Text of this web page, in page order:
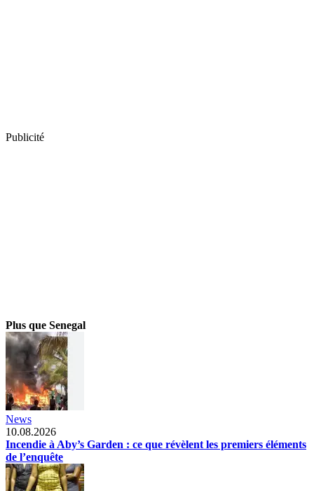
Publicité
Plus que Senegal
News
10.08.2026
Incendie à Aby’s Garden : ce que révèlent les premiers éléments
de l’enquête